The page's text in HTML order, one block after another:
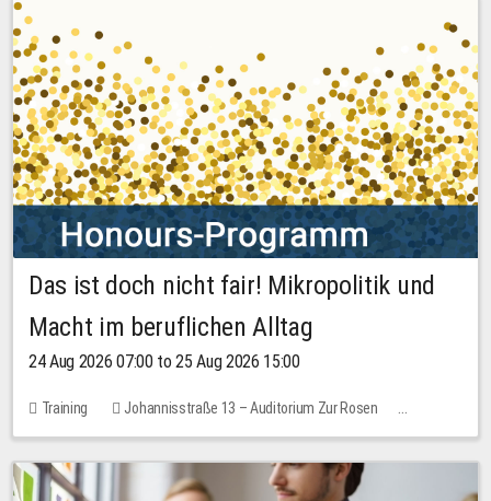
Das ist doch nicht fair! Mikropolitik und
Macht im beruflichen Alltag
24 Aug 2026 07:00 to 25 Aug 2026 15:00
Training
Johannisstraße 13 – Auditorium Zur Rosen
No free places